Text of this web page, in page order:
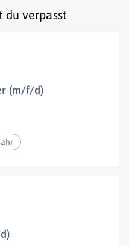
du verpasst
(m/f/d)